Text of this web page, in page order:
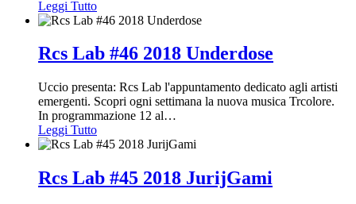
Leggi Tutto
Rcs Lab #46 2018 Underdose
Uccio presenta: Rcs Lab l'appuntamento dedicato agli artisti
emergenti. Scopri ogni settimana la nuova musica Trcolore.
In programmazione 12 al…
Leggi Tutto
Rcs Lab #45 2018 JurijGami